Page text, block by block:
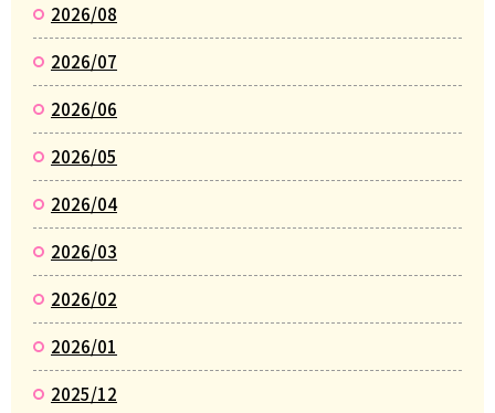
2026/08
2026/07
2026/06
2026/05
2026/04
2026/03
2026/02
2026/01
2025/12